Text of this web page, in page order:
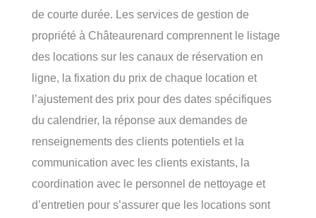
de courte durée. Les services de gestion de
propriété à Châteaurenard comprennent le listage
des locations sur les canaux de réservation en
ligne, la fixation du prix de chaque location et
l’ajustement des prix pour des dates spécifiques
du calendrier, la réponse aux demandes de
renseignements des clients potentiels et la
communication avec les clients existants, la
coordination avec le personnel de nettoyage et
d’entretien pour s’assurer que les locations sont